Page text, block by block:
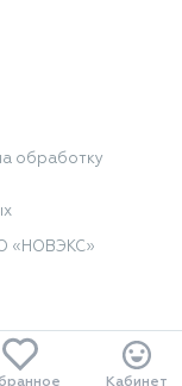
обработку
«НОВЭКС»
Кабинет